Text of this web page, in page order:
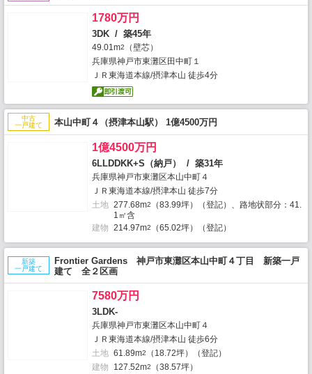
1780万円
3DK / 築45年
49.01m2
（壁芯）
兵庫県神戸市東灘区田中町１
ＪＲ東海道本線/摂津本山 徒歩4分
中古
一戸建て
本山中町４（摂津本山駅） 1億4500万円
1億4500万円
6LLDDKK+S（納戸） / 築31年
兵庫県神戸市東灘区本山中町４
ＪＲ東海道本線/摂津本山 徒歩7分
土地 277.68m2
（83.99坪）（登記）、路地状部分：41.
1㎡含
建物 214.97m2 （65.02坪）（登記）
新築
一戸建て
Frontier Gardens 神戸市東灘区本山中町４丁目 新築一戸
建て 全２区画
7580万円
3LDK-
兵庫県神戸市東灘区本山中町４
ＪＲ東海道本線/摂津本山 徒歩6分
土地 61.89m2
（18.72坪）（登記）
建物
127.52m2 （38.57坪）